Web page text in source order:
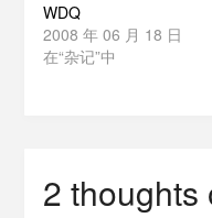
WDQ
2008 年 06 月 18 日
在“杂记”中
2 thoughts